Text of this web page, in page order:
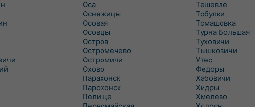
Оса
Оснежицы
Осовая
Осовцы
Остров
Остромечево
Остромичи
Охово
Парахонск
Парохонск
Пелище
Тешевле
Тобулки
Томашовка
Турна Большая
Туховичи
Тышковичи
Утес
Федоры
Хабовичи
Хидры
Хмелево